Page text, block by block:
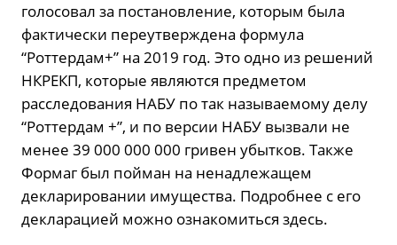
голосовал за постановление, которым была
фактически переутверждена формула
“Роттердам+” на 2019 год. Это одно из решений
НКРЕКП, которые являются предметом
расследования НАБУ по так называемому делу
“Роттердам +”, и по версии НАБУ вызвали не
менее 39 000 000 000 гривен убытков. Также
Формаг был пойман на ненадлежащем
декларировании имущества. Подробнее с его
декларацией можно ознакомиться здесь.